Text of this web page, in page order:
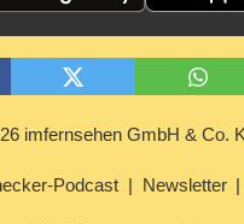
imfernsehen GmbH & Co.
Podcast Newsletter